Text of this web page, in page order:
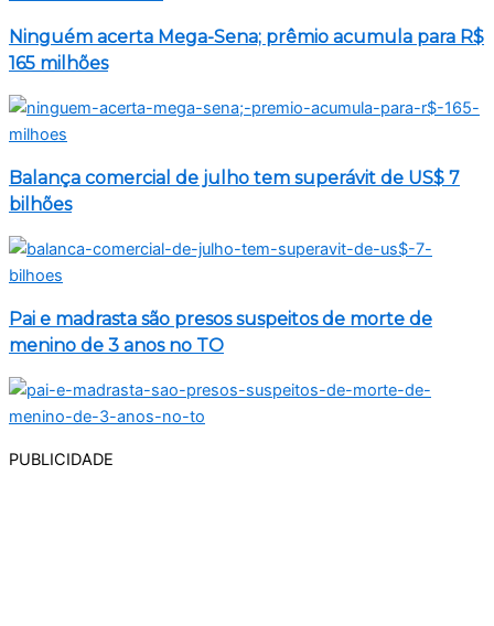
Ninguém acerta Mega-Sena; prêmio acumula para R$
165 milhões
Balança comercial de julho tem superávit de US$ 7
bilhões
Pai e madrasta são presos suspeitos de morte de
menino de 3 anos no TO
PUBLICIDADE